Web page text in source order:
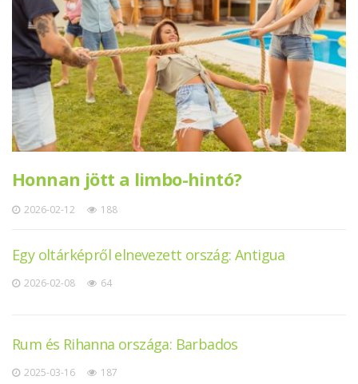
Honnan jött a limbo-hintó?
2026-02-12 188
Egy oltárképről elnevezett ország: Antigua
2026-02-08 64
Rum és Rihanna országa: Barbados
2025-03-16 187